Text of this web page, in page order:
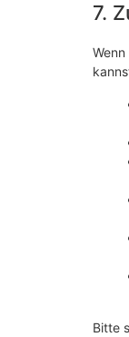
7.
Bitte